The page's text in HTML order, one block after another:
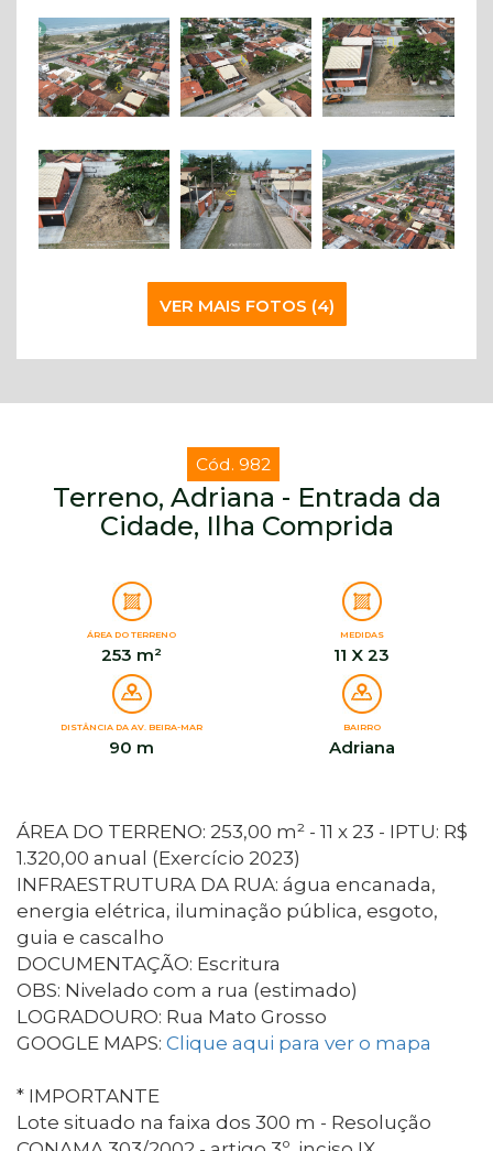
VER MAIS FOTOS (4)
Cód. 982
Terreno, Adriana - Entrada da
Cidade, Ilha Comprida
ÁREA DO TERRENO
253 m²
MEDIDAS
11 X 23
DISTÂNCIA DA AV. BEIRA-MAR
90 m
BAIRRO
Adriana
ÁREA DO TERRENO: 253,00 m² - 11 x 23 - IPTU: R$
1.320,00 anual (Exercício 2023)
INFRAESTRUTURA DA RUA: água encanada,
energia elétrica, iluminação pública, esgoto,
guia e cascalho
DOCUMENTAÇÃO: Escritura
OBS: Nivelado com a rua (estimado)
LOGRADOURO: Rua Mato Grosso
GOOGLE MAPS: Clique aqui para ver o mapa
* IMPORTANTE
Lote situado na faixa dos 300 m - Resolução